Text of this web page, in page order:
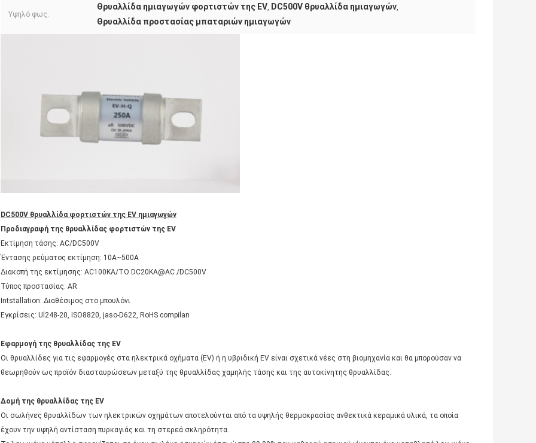
Υψηλό φως:
Θρυαλλίδα ημιαγωγών φορτιστών της EV, DC500V θρυαλλίδα ημιαγωγών,
Θρυαλλίδα προστασίας μπαταριών ημιαγωγών
DC500V θρυαλλίδα φορτιστών της EV ημιαγωγών
Προδιαγραφή της θρυαλλίδας φορτιστών της EV
Εκτίμηση τάσης: AC/DC500V
Έντασης ρεύματος εκτίμηση: 10A~500A
Διακοπή της εκτίμησης: AC100KA/ΤΟ DC20KA@AC /DC500V
Τύπος προστασίας: AR
Intstallation: Διαθέσιμος στο μπουλόνι
Εγκρίσεις: Ul248-20, ISO8820, jaso-D622, RoHS compilan
Εφαρμογή της θρυαλλίδας της EV
Οι θρυαλλίδες για τις εφαρμογές στα ηλεκτρικά οχήματα (EV) ή η υβριδική EV είναι σχετικά νέες στη βιομηχανία και θα μπορούσαν να
θεωρηθούν ως προϊόν διασταυρώσεων μεταξύ της θρυαλλίδας χαμηλής τάσης και της αυτοκίνητης θρυαλλίδας.
Δομή της θρυαλλίδας της EV
Οι σωλήνες θρυαλλίδων των ηλεκτρικών οχημάτων αποτελούνται από τα υψηλής θερμοκρασίας ανθεκτικά κεραμικά υλικά, τα οποία
έχουν την υψηλή αντίσταση πυρκαγιάς και τη στερεά σκληρότητα.